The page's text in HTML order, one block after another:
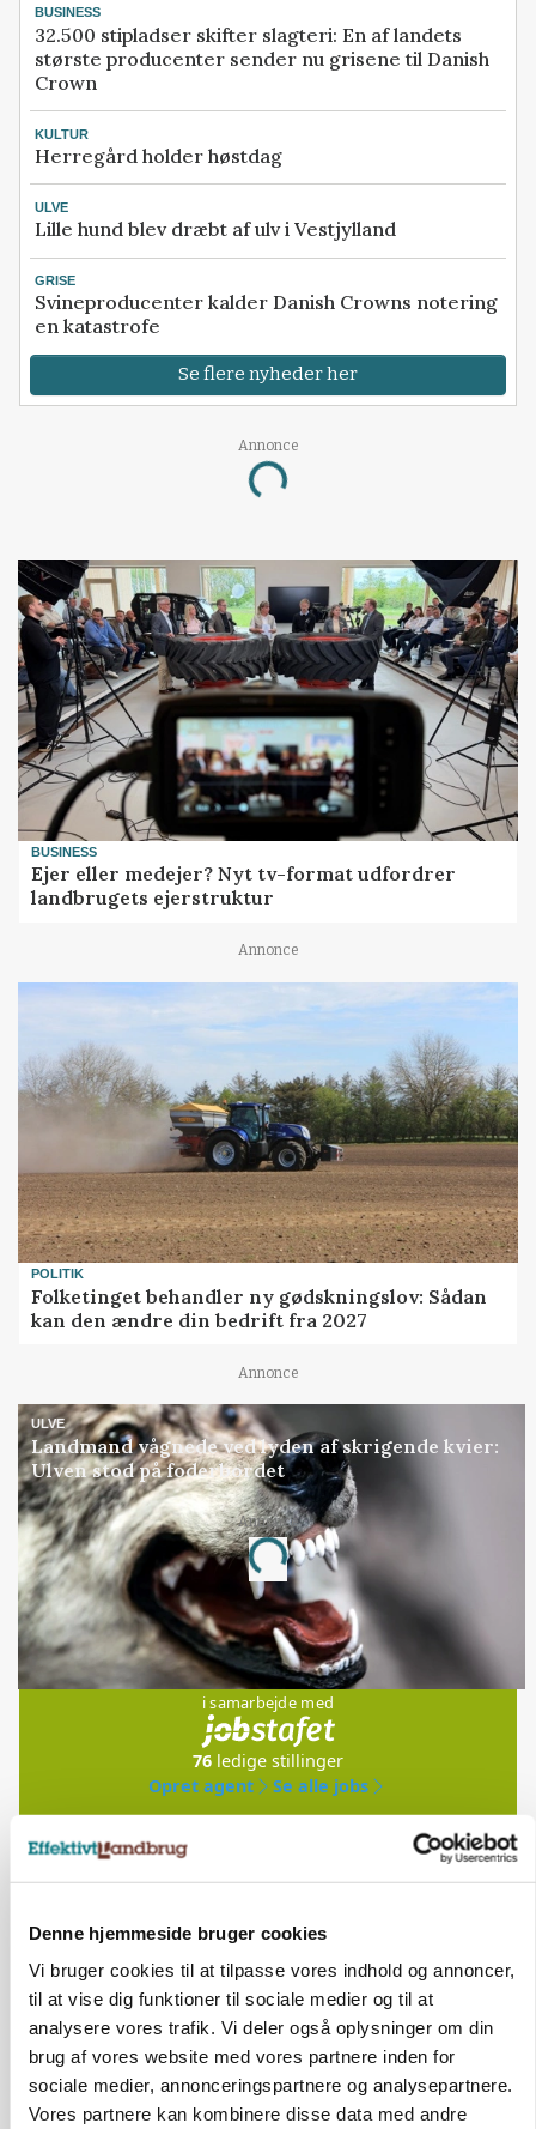
Denne hjemmeside bruger cookies
Vi bruger cookies til at tilpasse vores indhold og annoncer,
til at vise dig funktioner til sociale medier og til at
analysere vores trafik. Vi deler også oplysninger om din
brug af vores website med vores partnere inden for
sociale medier, annonceringspartnere og analysepartnere.
Vores partnere kan kombinere disse data med andre
BUSINESS
32.500 stipladser skifter slagteri: En af landets
største producenter sender nu grisene til Danish
Crown
KULTUR
Herregård holder høstdag
ULVE
Lille hund blev dræbt af ulv i Vestjylland
GRISE
Svineproducenter kalder Danish Crowns notering
en katastrofe
Se flere nyheder her
Annonce
Loading...
BUSINESS
Ejer eller medejer? Nyt tv-format udfordrer
landbrugets ejerstruktur
Annonce
POLITIK
Folketinget behandler ny gødskningslov: Sådan
kan den ændre din bedrift fra 2027
Annonce
ULVE
Landmand vågnede ved lyden af skrigende kvier:
Ulven stod på foderbordet
Annonce
Loading...
Jobs
i samarbejde med
76 ledige stillinger
Opret agent
Se alle jobs
Elevplads tilbydes ved Ringkøbing /
Grise
6950, Ringkøbing NY 06. aug.
Rørlægger / håndmand søges til
dræn/entreprenørarbejde.